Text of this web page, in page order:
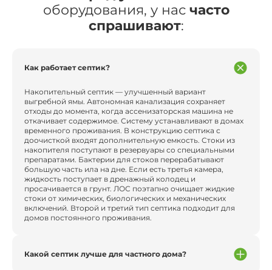
оборудования, у нас часто
спрашивают:
Как работает септик?
Накопительный септик — улучшенный вариант
выгребной ямы. Автономная канализация сохраняет
отходы до момента, когда ассенизаторская машина не
откачивает содержимое. Систему устанавливают в домах
временного проживания. В конструкцию септика с
доочисткой входят дополнительную емкость. Стоки из
накопителя поступают в резервуары со специальными
препаратами. Бактерии для стоков перерабатывают
большую часть ила на дне. Если есть третья камера,
жидкость поступает в дренажный колодец и
просачивается в грунт. ЛОС поэтапно очищает жидкие
стоки от химических, биологических и механических
включений. Второй и третий тип септика подходит для
домов постоянного проживания.
Какой септик лучше для частного дома?